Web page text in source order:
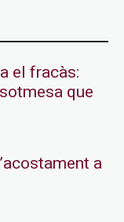
el fracàs:
que
a